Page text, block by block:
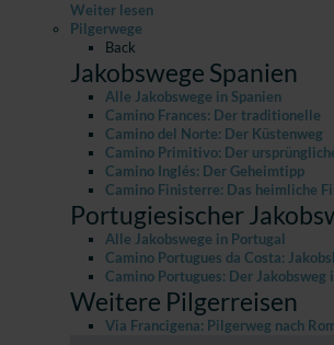
Weiter lesen
Pilgerwege
Back
Jakobswege Spanien
Alle Jakobswege in Spanien
Camino Frances: Der traditionelle
Camino del Norte: Der Küstenweg
Camino Primitivo: Der
Camino Inglés: Der Geheimtipp
Camino Finisterre: Das heimliche
Portugiesischer
Alle Jakobswege in Portugal
Camino Portugues da Costa:
Camino Portugues: Der Jakobsweg
Weitere Pilgerreisen
Via Francigena: Pilgerweg nach